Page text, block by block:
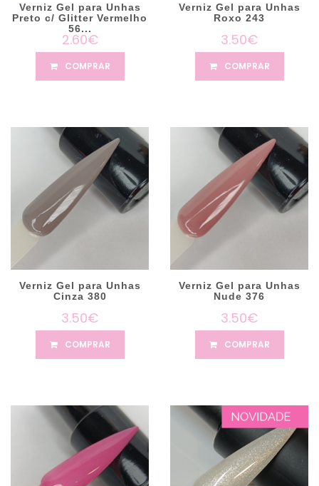
Verniz Gel para Unhas
Preto c/ Glitter Vermelho
56...
2.60€
COMPRAR
Verniz Gel para Unhas
Roxo 243
3.50€
COMPRAR
Verniz Gel para Unhas
Cinza 380
3.50€
COMPRAR
Verniz Gel para Unhas
Nude 376
3.50€
COMPRAR